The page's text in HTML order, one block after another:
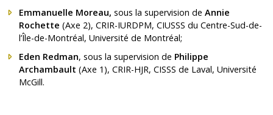
Emmanuelle Moreau, sous la supervision de Annie
Rochette (Axe 2), CRIR-IURDPM, CIUSSS du Centre-Sud-de-
l’Île-de-Montréal, Université de Montréal;
Eden Redman, sous la supervision de Philippe
Archambault (Axe 1), CRIR-HJR, CISSS de Laval, Université
McGill.